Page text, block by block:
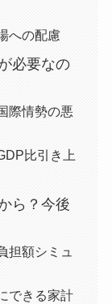
への配慮
必要なの
際情勢の悪
比引き上
ら？今後
担額シミュ
できる家計